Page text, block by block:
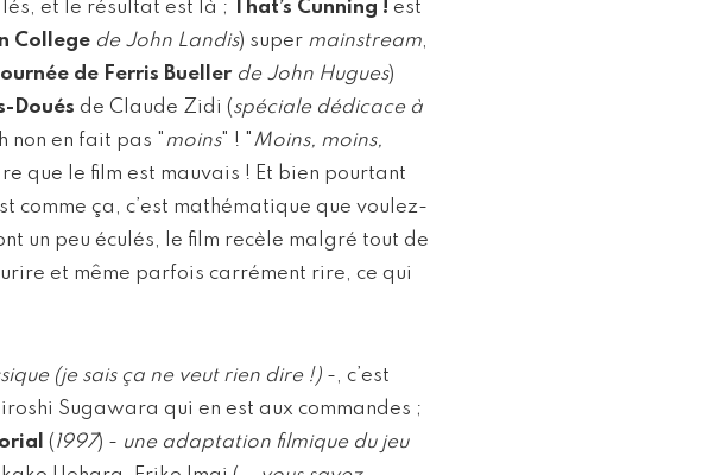
et le résultat est là ;
That’s Cunning ! est
College de John Landis) super mainstream,
de Ferris Bueller de John Hugues)
Doués de Claude Zidi (spéciale dédicace à
non en fait pas "moins" ! "Moins, moins,
que le film est mauvais ! Et bien pourtant
comme ça, c’est mathématique que voulez-
un peu éculés, le film recèle malgré tout de
et même parfois carrément rire, ce qui
(je sais ça ne veut rien dire !) -, c’est
Sugawara qui en est aux commandes ;
(1997) - une adaptation filmique du jeu